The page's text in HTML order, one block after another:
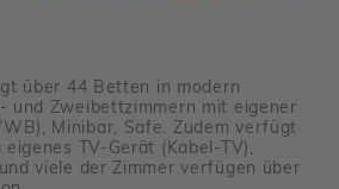
über 44 Betten in modern
und Zwei­bett­zim­mern mit eigener
Minibar, Safe. Zudem verfügt
TV-Gerät (Kabel-TV),
viele der Zimmer verfügen über